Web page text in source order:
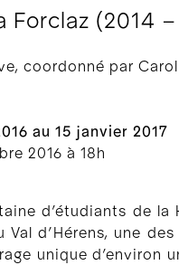
Forclaz (2014
coordonné par
au 15 janvier 2017
2016 à 18h
d’étudiants de
Val d’Hérens, une
unique